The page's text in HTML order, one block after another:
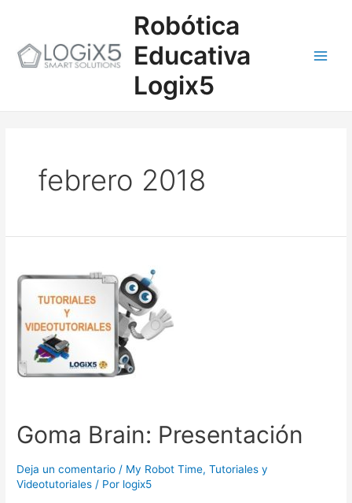
Robótica
Educativa
Logix5
febrero 2018
Goma Brain: Presentación
Deja un comentario / My Robot Time,Tutoriales y
Videotutoriales / Por logix5